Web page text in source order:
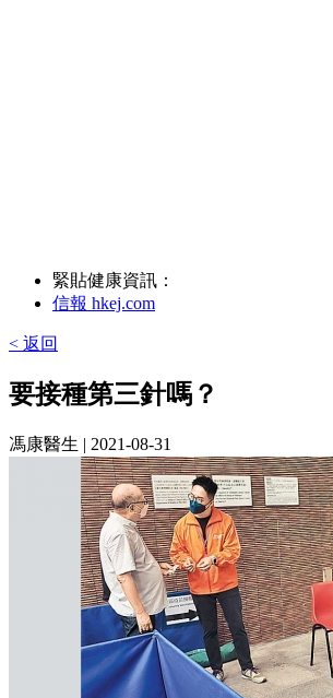
緊貼健康資訊：
信報 hkej.com
< 返回
要接種第三針嗎？
馮康醫生 | 2021-08-31